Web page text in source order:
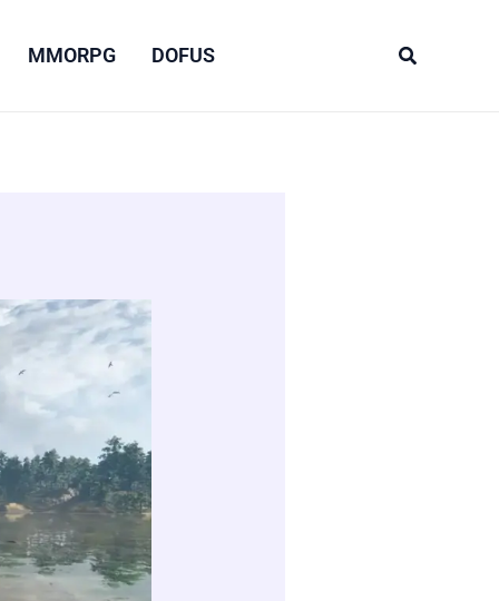
MMORPG DOFUS Recherche